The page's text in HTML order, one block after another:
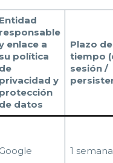
Entidad
responsable
enlace a
su política
de
privacidad y
protección
de datos
Plazo de
tiempo
sesión /
Google 1 semana